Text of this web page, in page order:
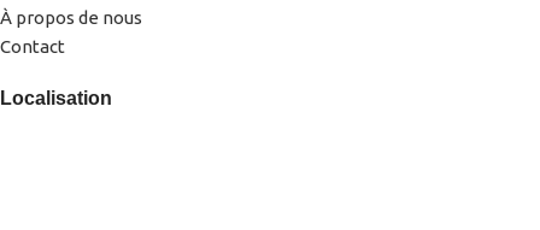
À propos de nous
Contact
Localisation